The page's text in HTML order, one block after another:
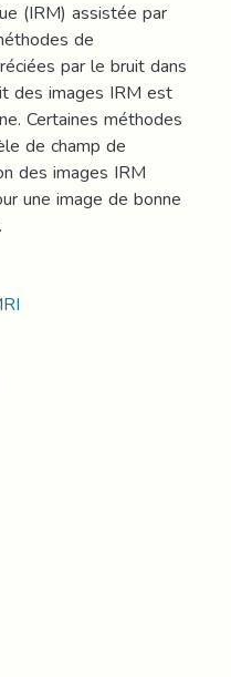
(IRM) assistée par
de
par le bruit dans
des images IRM est
Certaines méthodes
de champ de
des images IRM
une image de bonne